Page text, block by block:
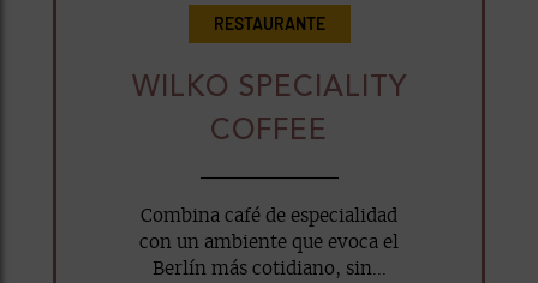
RESTAURANTE
WILKO SPECIALITY
COFFEE
Combina café de especialidad
con un ambiente que evoca el
Berlín más cotidiano, sin...